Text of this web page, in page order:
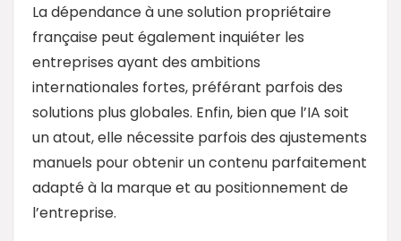
La dépendance à une solution propriétaire
française peut également inquiéter les
entreprises ayant des ambitions
internationales fortes, préférant parfois des
solutions plus globales. Enfin, bien que l’IA soit
un atout, elle nécessite parfois des ajustements
manuels pour obtenir un contenu parfaitement
adapté à la marque et au positionnement de
l’entreprise.